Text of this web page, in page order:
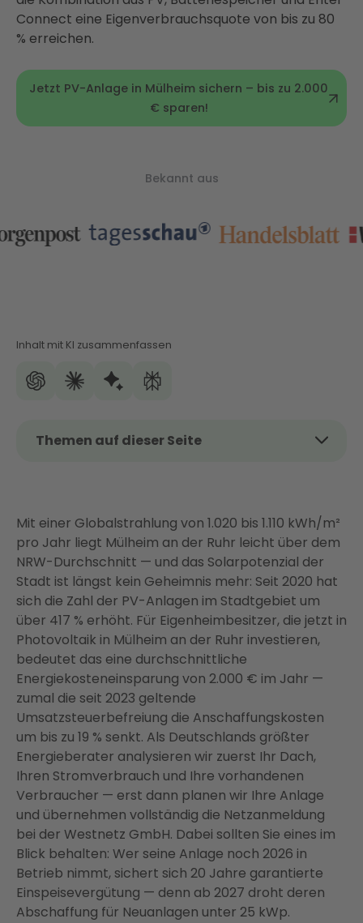
Connect eine Eigenverbrauchsquote von bis zu 80
% erreichen.
Jetzt PV-Anlage in Mülheim sichern – bis zu 2.000
€ sparen!
Bekannt aus
Inhalt mit KI zusammenfassen
Themen auf dieser Seite
Was kostet eine PV-Anlage in Mülheim an der
Ruhr?
Förderung und Einspeisevergütung 2026 — was
Ihnen in Mülheim zusteht
Dacheignung in Mülheim: Ausrichtung,
Verschattung, Denkmalschutz
PV-Anlage in Mülheim installieren: So läuft es ab
Mehr als nur Solarpanels: Ihr vernetztes
Energiesystem für maximale Ersparnis
Fazit: Photovoltaik in Mülheim an der Ruhr — jetzt
ist der richtige Zeitpunkt
FAQ
Mit einer Globalstrahlung von 1.020 bis 1.110 kWh/m²
pro Jahr liegt Mülheim an der Ruhr leicht über dem
NRW-Durchschnitt — und das Solarpotenzial der
Stadt ist längst kein Geheimnis mehr: Seit 2020 hat
sich die Zahl der PV-Anlagen im Stadtgebiet um
über 417 % erhöht. Für Eigenheimbesitzer, die jetzt in
Photovoltaik in Mülheim an der Ruhr investieren,
bedeutet das eine durchschnittliche
Energiekosteneinsparung von 2.000 € im Jahr —
zumal die seit 2023 geltende
Umsatzsteuerbefreiung die Anschaffungskosten
um bis zu 19 % senkt. Als Deutschlands größter
Energieberater analysieren wir zuerst Ihr Dach,
Ihren Stromverbrauch und Ihre vorhandenen
Verbraucher — erst dann planen wir Ihre Anlage
und übernehmen vollständig die Netzanmeldung
bei der Westnetz GmbH. Dabei sollten Sie eines im
Blick behalten: Wer seine Anlage noch 2026 in
Betrieb nimmt, sichert sich 20 Jahre garantierte
Einspeisevergütung — denn ab 2027 droht deren
Abschaffung für Neuanlagen unter 25 kWp.